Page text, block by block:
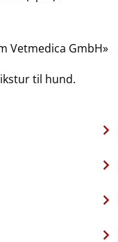
Vetmedica GmbH»
til hund.